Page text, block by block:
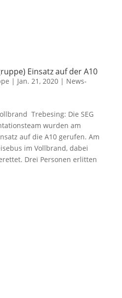
Einsatz auf der A10
| Jan. 21, 2020| News-
Trebesing: Die SEG
wurden am
auf die A10 gerufen. Am
im Vollbrand, dabei
Drei Personen erlitten